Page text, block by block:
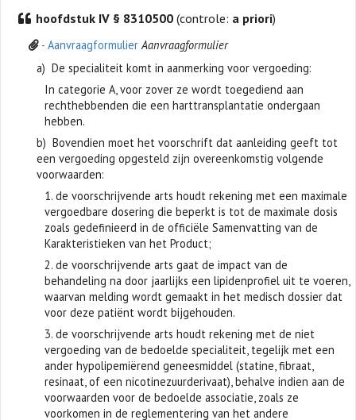
hoofdstuk IV § 8310500 (controle: a priori)
- Aanvraagformulier Aanvraagformulier
a) De specialiteit komt in aanmerking voor vergoeding:
In categorie A, voor zover ze wordt toegediend aan
rechthebbenden die een harttransplantatie ondergaan
hebben.
b) Bovendien moet het voorschrift dat aanleiding geeft tot
een vergoeding opgesteld zijn overeenkomstig volgende
voorwaarden:
1. de voorschrijvende arts houdt rekening met een maximale
vergoedbare dosering die beperkt is tot de maximale dosis
zoals gedefinieerd in de officiële Samenvatting van de
Karakteristieken van het Product;
2. de voorschrijvende arts gaat de impact van de
behandeling na door jaarlijks een lipidenprofiel uit te voeren,
waarvan melding wordt gemaakt in het medisch dossier dat
voor deze patiënt wordt bijgehouden.
3. de voorschrijvende arts houdt rekening met de niet
vergoeding van de bedoelde specialiteit, tegelijk met een
ander hypolipemiërend geneesmiddel (statine, fibraat,
resinaat, of een nicotinezuurderivaat), behalve indien aan de
voorwaarden voor de bedoelde associatie, zoals ze
voorkomen in de reglementering van het andere